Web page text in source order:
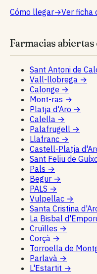
Cómo llegar→Ver ficha
Farmacias abiertas
Sant Antoni de
Vall-llobrega →
Calonge →
Mont-ras →
Platja d'Aro →
Calella →
Palafrugell →
Llafranc →
Castell-Platja
Sant Feliu de
Pals →
Begur →
PALS →
Vulpellac →
Santa Cristina
La Bisbal
Cruïlles →
Corçà →
Torroella de
Parlavà →
L'Estartit →